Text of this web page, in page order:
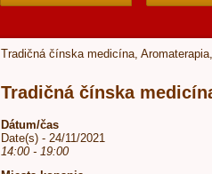
Tradičná čínska medicína,
Tradičná čínska
Dátum/čas
Date(s) - 24/11/2021
14:00 - 19:00